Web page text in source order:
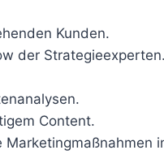
Kunden.
der Strategieexperten.
Content.